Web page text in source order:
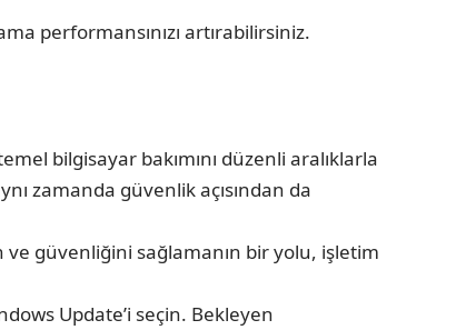
performansınızı artırabilirsiniz.
bilgisayar bakımını düzenli aralıklarla
zamanda güvenlik açısından da
ve güvenliğini sağlamanın bir yolu, işletim
Update’i seçin. Bekleyen